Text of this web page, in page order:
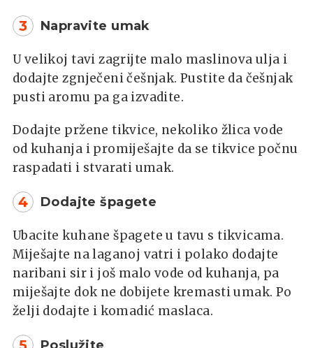
3 Napravite umak
U velikoj tavi zagrijte malo maslinova ulja i
dodajte zgnječeni češnjak. Pustite da češnjak
pusti aromu pa ga izvadite.
Dodajte pržene tikvice, nekoliko žlica vode
od kuhanja i promiješajte da se tikvice počnu
raspadati i stvarati umak.
4 Dodajte špagete
Ubacite kuhane špagete u tavu s tikvicama.
Miješajte na laganoj vatri i polako dodajte
naribani sir i još malo vode od kuhanja, pa
miješajte dok ne dobijete kremasti umak. Po
želji dodajte i komadić maslaca.